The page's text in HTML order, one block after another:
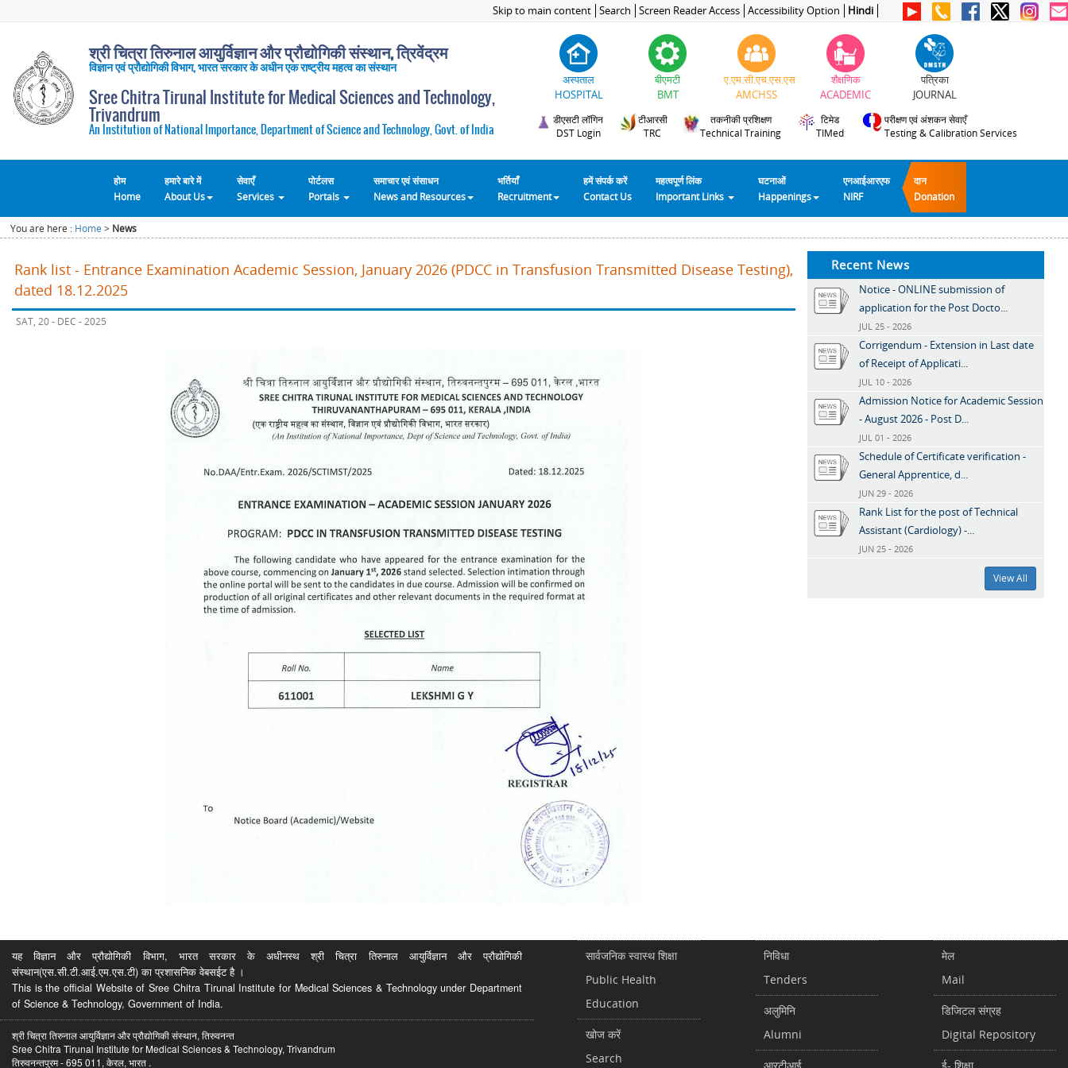
Skip to main content Search Screen Reader Access Accessibility Option Hindi
श्री चित्रा तिरुनाल आयुर्विज्ञान और प्रौद्योगिकी संस्थान, त्रिवेंद्रम
विज्ञान एवं प्रौद्योगिकी विभाग, भारत सरकार के अधीन एक राष्ट्रीय महत्व का संस्थान
Sree Chitra Tirunal Institute for Medical Sciences and Technology,
Trivandrum
An Institution of National Importance, Department of Science and Technology, Govt. of India
अस्पताल
HOSPITAL
बीएमटी
BMT
ए.एम.सी.एच.एस.एस
AMCHSS
शैक्षणिक
ACADEMIC
पत्रिका
JOURNAL
डीएसटी लॉगिन
DST Login
टीआरसी
TRC
तकनीकी प्रशिक्षण
Technical Training
टिमेड
TIMed
परीक्षण एवं अंशकन सेवाएँ
Testing & Calibration Services
होम
Home
हमारे बारे में
About Us
सेवाएँ
Services
पोर्टलस
Portals
समाचार एवं संसाधन
News and Resources
भर्तियाँ
Recruitment
हमें संपर्क करें
Contact Us
महत्वपूर्ण लिंक
Important Links
घटनाओं
Happenings
एनआईआरएफ
NIRF
दान
Donation
You are here : Home > News
Rank list - Entrance Examination Academic Session, January 2026 (PDCC in Transfusion Transmitted Disease Testing),
dated 18.12.2025
SAT, 20 - DEC - 2025
Recent News
Notice - ONLINE submission of
application for the Post Docto...
JUL 25 - 2026
Corrigendum - Extension in Last date
of Receipt of Applicati...
JUL 10 - 2026
Admission Notice for Academic Session
- August 2026 - Post D...
JUL 01 - 2026
Schedule of Certificate verification -
General Apprentice, d...
JUN 29 - 2026
Rank List for the post of Technical
Assistant (Cardiology) -...
JUN 25 - 2026
View All
यह विज्ञान और प्रौद्योगिकी विभाग, भारत सरकार के अधीनस्थ श्री चित्रा तिरुनाल आयुर्विज्ञान और प्रौद्योगिकी
संस्थान(एस.सी.टी.आई.एम.एस.टी) का प्रशासनिक वेबसईट है ।
This is the official Website of Sree Chitra Tirunal Institute for Medical Sciences & Technology under Department
of Science & Technology, Government of India.
श्री चित्रा तिरुनाल आयुर्विज्ञान और प्रौद्योगिकी संस्थान, तिरुवनन्त
Sree Chitra Tirunal Institute for Medical Sciences & Technology, Trivandrum
तिरुवनन्तपुरम - 695 011, केरल, भारत .
सार्वजनिक स्वास्थ शिक्षा
Public Health
Education
खोज करें
Search
निविधा
Tenders
अलुमिनि
Alumni
मेल
Mail
डिजिटल संग्रह
Digital Repository